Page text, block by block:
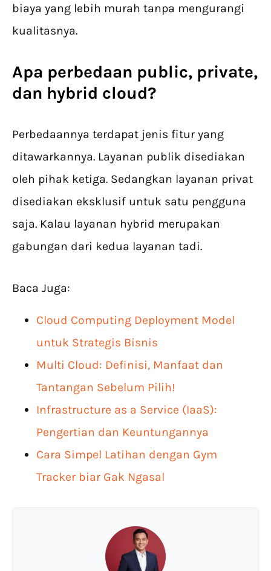
biaya yang lebih murah tanpa mengurangi
kualitasnya.
Apa perbedaan public, private,
dan hybrid cloud?
Perbedaannya terdapat jenis fitur yang
ditawarkannya. Layanan publik disediakan
oleh pihak ketiga. Sedangkan layanan privat
disediakan eksklusif untuk satu pengguna
saja. Kalau layanan hybrid merupakan
gabungan dari kedua layanan tadi.
Baca Juga:
Cloud Computing Deployment Model
untuk Strategis Bisnis
Multi Cloud: Definisi, Manfaat dan
Tantangan Sebelum Pilih!
Infrastructure as a Service (IaaS):
Pengertian dan Keuntungannya
Cara Simpel Latihan dengan Gym
Tracker biar Gak Ngasal